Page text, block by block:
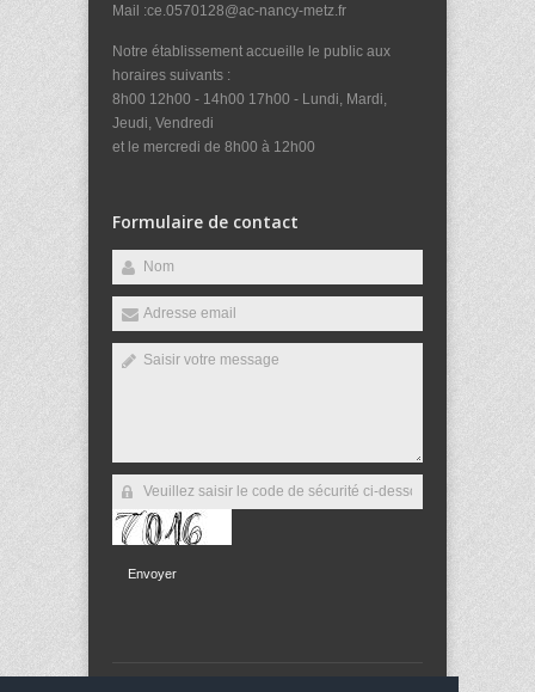
Mail :ce.0570128@ac-nancy-metz.fr
Notre établissement accueille le public aux
horaires suivants :
8h00 12h00 - 14h00 17h00 - Lundi, Mardi,
Jeudi, Vendredi
et le mercredi de 8h00 à 12h00
Formulaire de contact
Envoyer